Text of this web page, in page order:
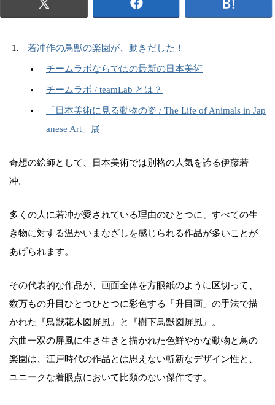
若冲作の鳥獣の楽園が、動きだした！
チームラボならではの最新の日本美術
チームラボ / teamLab とは？
「日本美術に見る動物の姿 / The Life of Animals in Jap
anese Art」展
奇想の絵師として、日本美術では別格の人気を誇る伊藤若
冲。
多くの人に若冲が愛されている理由のひとつに、すべての生
き物に対する温かいまなざしを感じられる作品が多いことが
あげられます。
その代表的な作品が、画面全体を方眼紙のように区切って、
数万もの升目ひとつひとつに彩色する「升目画」の手法で描
かれた『鳥獣花木図屏風』と『樹下鳥獣図屏風』。
六曲一双の屏風に生き生きと描かれた色鮮やかな動物と鳥の
楽園は、江戸時代の作品とは思えない斬新なデザイン性と、
ユニークな着眼点において比類のない傑作です。